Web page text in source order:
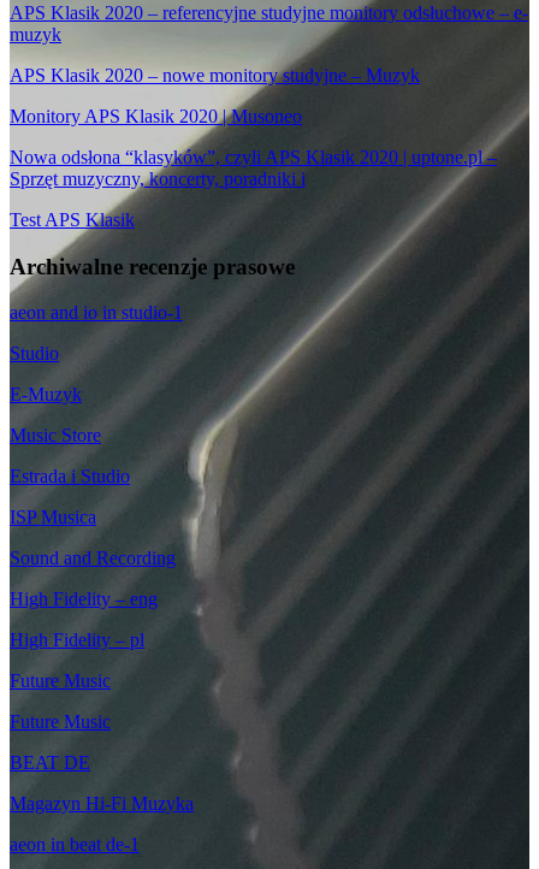
APS Klasik 2020 – referencyjne studyjne monitory odsłuchowe – e-
muzyk
APS Klasik 2020 – nowe monitory studyjne – Muzyk
Monitory APS Klasik 2020 | Musoneo
Nowa odsłona “klasyków”, czyli APS Klasik 2020 | uptone.pl –
Sprzęt muzyczny, koncerty, poradniki i
Test APS Klasik
Archiwalne recenzje prasowe
aeon and io in studio-1
Studio
E-Muzyk
Music Store
Estrada i Studio
ISP Musica
Sound and Recording
High Fidelity – eng
High Fidelity – pl
Future Music
Future Music
BEAT DE
Magazyn Hi-Fi Muzyka
aeon in beat de-1